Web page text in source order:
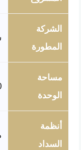
الشركة
المطورة
مساحة
الوحدة
أنظمة
السداد